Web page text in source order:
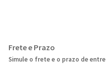
Frete e Prazo
Simule o frete e o prazo de